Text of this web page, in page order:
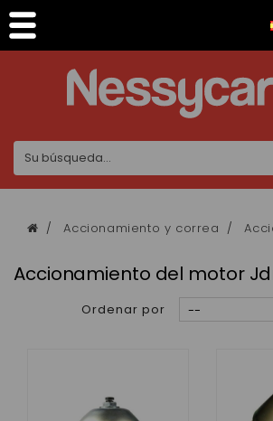
Accionamiento y correa
Accionamiento del motor
Ordenar por
Panel de gestión de cookies